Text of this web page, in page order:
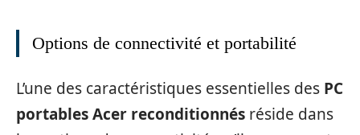
Options de connectivité et portabilité
L’une des caractéristiques essentielles des PC
portables Acer reconditionnés réside dans